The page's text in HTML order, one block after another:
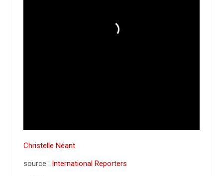
Christelle Néant
source : International Reporters